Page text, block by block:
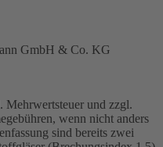
GmbH & Co. KG
Mehrwertsteuer und zzgl.
wenn nicht anders
sind bereits zwei